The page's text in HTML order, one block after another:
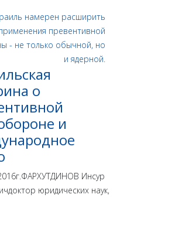
o
и
Инсур
юридических наук,